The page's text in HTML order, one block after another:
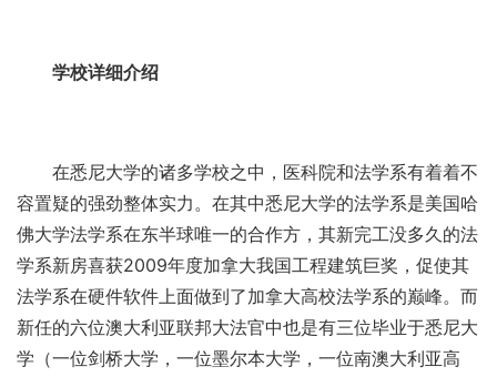
学校详细介绍
在悉尼大学的诸多学校之中，医科院和法学系有着着不
容置疑的强劲整体实力。在其中悉尼大学的法学系是美国哈
佛大学法学系在东半球唯一的合作方，其新完工没多久的法
学系新房喜获2009年度加拿大我国工程建筑巨奖，促使其
法学系在硬件软件上面做到了加拿大高校法学系的巅峰。而
新任的六位澳大利亚联邦大法官中也是有三位毕业于悉尼大
学（一位剑桥大学，一位墨尔本大学，一位南澳大利亚高